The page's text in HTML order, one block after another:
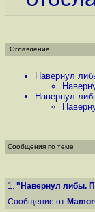
Оглавление
Навернул
Навернул
Сообщения по теме
1. "Навернул либы.
Сообщение от